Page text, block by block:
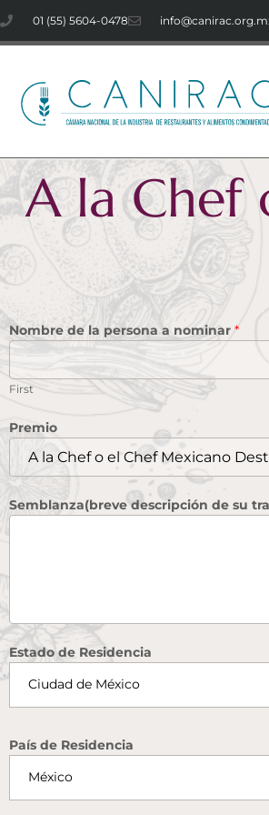
01 (55) 5604-0478
A la Chef
Nombre de la persona a nominar *
First
Premio
Semblanza(breve descripción de su
Estado de Residencia
País de Residencia